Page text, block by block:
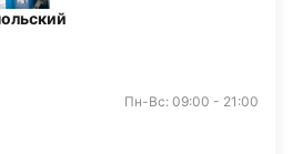
Пн-Вс: 09:00 - 21:00